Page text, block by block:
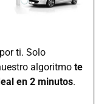
ti. Solo
algoritmo te
en 2 minutos.